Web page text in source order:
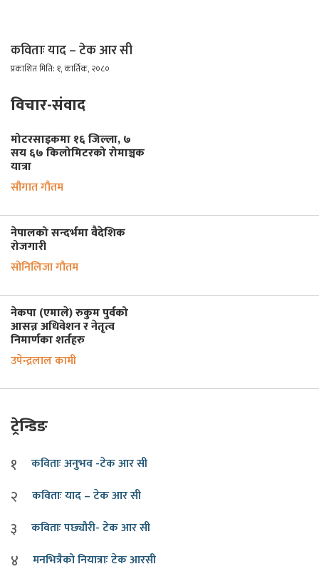
कविताः याद – टेक आर सी
प्रकाशित मिति: १, कार्तिक, २०८०
विचार-संवाद
मोटरसाइकमा १६ जिल्ला, ७
सय ६७ किलोमिटरको रोमाञ्चक
यात्रा
सौगात गौतम
नेपालको सन्दर्भमा वैदेशिक
रोजगारी
सोनिलिजा गौतम
नेकपा (एमाले) रुकुम पुर्वको
आसन्न अधिवेशन र नेतृत्व
निमार्णका शर्तहरु
उपेन्द्रलाल कामी
ट्रेन्डिङ
१ कविताः अनुभव -टेक आर सी
२ कविताः याद – टेक आर सी
३ कविताः पछ्यौरी- टेक आर सी
४ मनभित्रैको नियात्राः टेक आरसी